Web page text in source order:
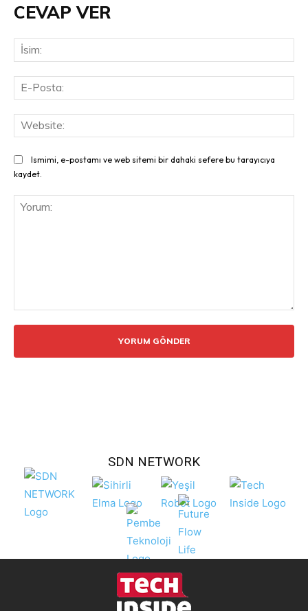
CEVAP VER
Ismimi, e-postamı ve web sitemi bir dahaki sefere bu tarayıcıya
kaydet.
SDN NETWORK